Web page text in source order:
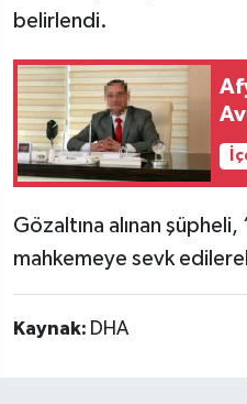
belirlendi.
Gözaltına alınan
mahkemeye sevk
Kaynak: DHA